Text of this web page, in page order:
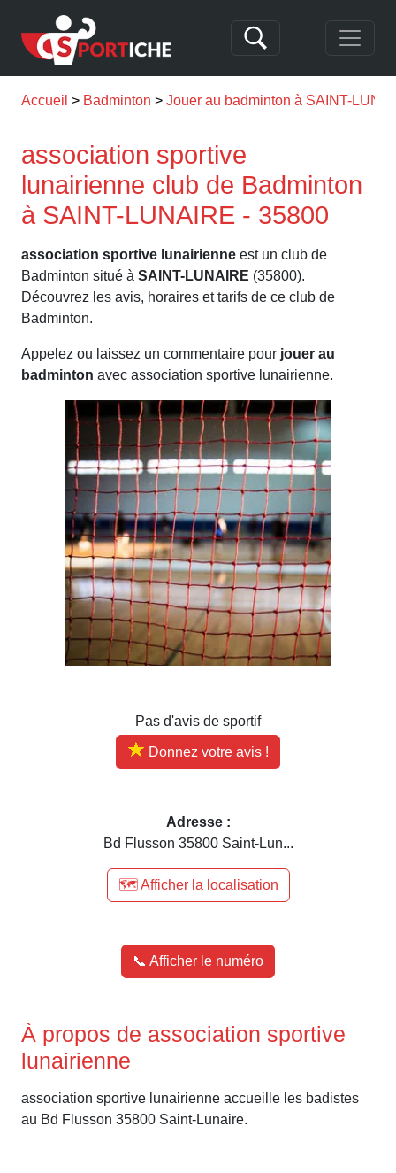
Accueil Badminton Jouer au badminton à SAINT-
association sportive
lunairienne club de Badminton
à SAINT-LUNAIRE - 35800
association sportive lunairienne est un club de
Badminton situé à SAINT-LUNAIRE (35800).
Découvrez les avis, horaires et tarifs de ce club de
Badminton.
Appelez ou laissez un commentaire pour jouer au
badminton avec association sportive lunairienne.
Pas d'avis de sportif
Donnez votre avis !
Adresse :
Bd Flusson 35800 Saint-Lun...
🗺️ Afficher la localisation
📞 Afficher le numéro
À propos de association sportive
lunairienne
association sportive lunairienne accueille les badistes
au Bd Flusson 35800 Saint-Lunaire.